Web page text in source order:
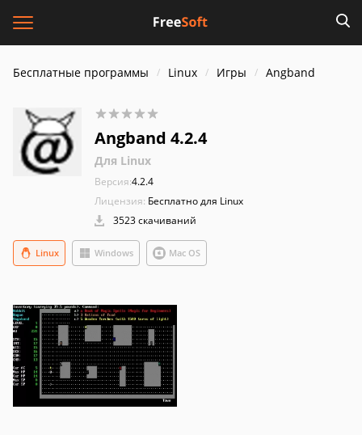
Бесплатные программы Linux Игры Angband
Angband 4.2.4
Для Linux
Версия:4.2.4
Лицензия: Бесплатно для Linux
3523 скачиваний
Windows Mac OS
Linux